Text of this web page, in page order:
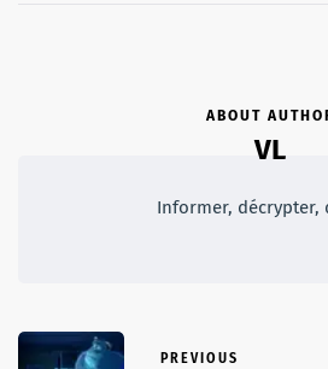
ABOUT
VL
Informer, décrypter,
PREVIOUS